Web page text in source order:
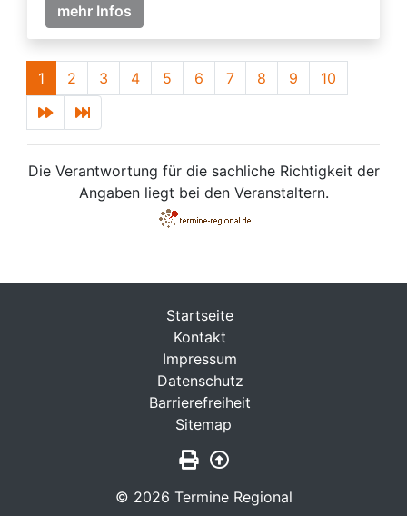
mehr Infos
1 2 3 4 5 6 7 8 9 10
Die Verantwortung für die sachliche Richtigkeit der
Angaben liegt bei den Veranstaltern.
© 2026 Termine Regional
Startseite
Kontakt
Impressum
Datenschutz
Barrierefreiheit
Sitemap
Seite drucken
Zurück nach oben